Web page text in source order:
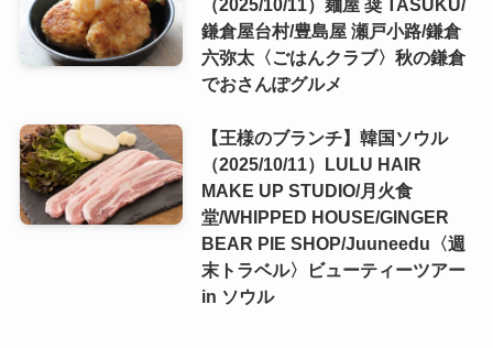
（2025/10/11）麺屋 奨 TASUKU/
鎌倉屋台村/豊島屋 瀬戸小路/鎌倉
六弥太〈ごはんクラブ〉秋の鎌倉
でおさんぽグルメ
【王様のブランチ】韓国ソウル
（2025/10/11）LULU HAIR
MAKE UP STUDIO/月火食
堂/WHIPPED HOUSE/GINGER
BEAR PIE SHOP/Juuneedu〈週
末トラベル〉ビューティーツアー
in ソウル